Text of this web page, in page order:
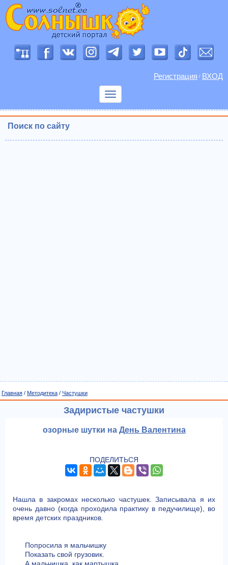
Регистрация / ВХОД
Показать
Поиск по сайту
Главная / Методитека / Частушки
Задиристые частушки
озорные шутки на День Валентина
ПОДЕЛИТЬСЯ
Нашла в закромах несколько частушек. Записывала я их
очень давно (когда проходила практику в педучилище), во
время детских праздников.
Попросила я мальчишку
Показать свой грузовик.